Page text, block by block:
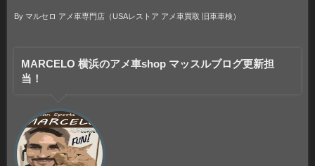
By マルセロ アメ車専門店（USAレストア アメ車買取 旧車車検）
MARCELO 横浜のアメ車shop マッスルブログ更新担
当！